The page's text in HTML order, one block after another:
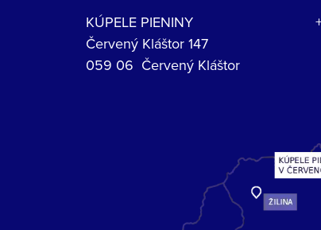
KÚPELE PIENINY
Červený Kláštor 147
059 06 Červený Kláštor